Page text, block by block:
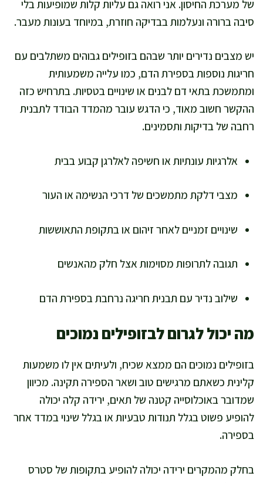
של מערכת החיסון. אני רואה גם עליות קלות שמופיעות בלי
סיבה ברורה ונעלמות בבדיקה חוזרת, במיוחד בעונות מעבר.
יש מצבים נדירים יותר שבהם בזופילים גבוהים משתלבים עם
חריגות נוספות בספירת הדם, כמו עלייה משמעותית
ומתמשכת בתאי דם לבנים או שינויים בטסיות. בתרחיש כזה
ההקשר חשוב מאוד, כי הדגש עובר מהמדד הבודד לתבנית
רחבה של בדיקות ותסמינים.
אלרגיות עונתיות או חשיפה לאלרגן קבוע בבית
מצבי דלקת מתמשכים של דרכי הנשימה או העור
שינויים זמניים לאחר זיהום או בתקופת התאוששות
תגובה לתרופות מסוימות אצל חלק מהאנשים
שילוב נדיר עם תבנית חריגה נרחבת בספירת הדם
מה יכול לגרום לבזופילים נמוכים
בזופילים נמוכים הם ממצא שכיח, ולעיתים אין לו משמעות
קלינית כשאתם מרגישים טוב ושאר הספירה תקינה. מכיוון
שמדובר באוכלוסייה קטנה של תאים, ירידה קלה יכולה
להופיע פשוט בגלל תנודות טבעיות או בגלל שינוי במדד אחר
בספירה.
בחלק מהמקרים ירידה יכולה להופיע בתקופות של סטרס